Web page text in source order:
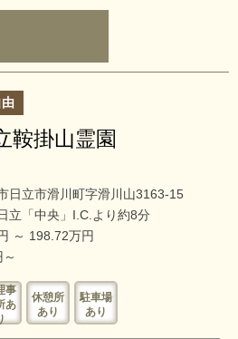
鞍掛山霊園
日立市滑川町字滑川山3163-15
立「中央」I.C.より約8分
～ 198.72万円
事
あ
休憩所
あり
駐車場
あり